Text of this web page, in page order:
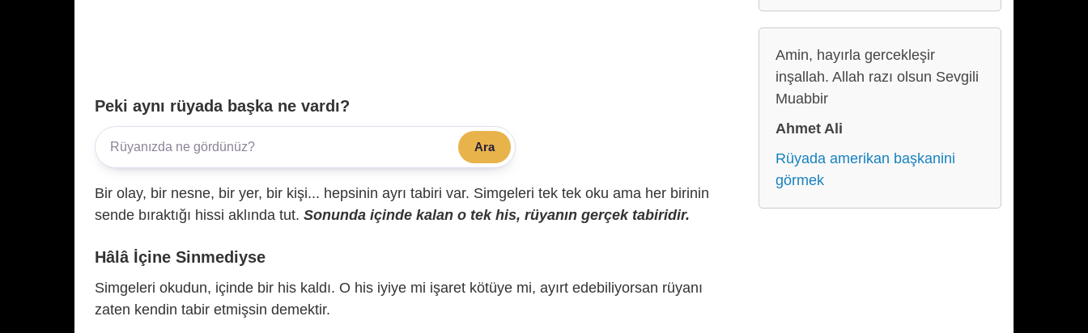
Peki aynı rüyada başka ne vardı?
Ara
Bir olay, bir nesne, bir yer, bir kişi... hepsinin ayrı tabiri var. Simgeleri tek tek oku ama her birinin
sende bıraktığı hissi aklında tut. Sonunda içinde kalan o tek his, rüyanın gerçek tabiridir.
Hâlâ İçine Sinmediyse
Simgeleri okudun, içinde bir his kaldı. O his iyiye mi işaret kötüye mi, ayırt edebiliyorsan rüyanı
zaten kendin tabir etmişsin demektir.
Amin, hayırla gercekleşir
inşallah. Allah razı olsun Sevgili
Muabbir
Ahmet Ali
Rüyada amerikan başkanini
görmek